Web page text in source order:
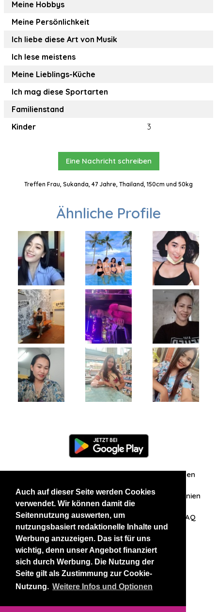
Auch auf dieser Seite werden Cookies
verwendet. Wir können damit die
Seitennutzung auswerten, um
nutzungsbasiert redaktionelle Inhalte und
Werbung anzuzeigen. Das ist für uns
wichtig, denn unser Angebot finanziert
sich durch Werbung. Die Nutzung der
Seite gilt als Zustimmung zur Cookie-
Nutzung. Weitere Infos und Optionen
Meine Hobbys
Meine Persönlichkeit
Ich liebe diese Art von Musik
Ich lese meistens
Meine Lieblings-Küche
Ich mag diese Sportarten
Familienstand
Kinder
3
Eine Nachricht schreiben
Treffen Frau, Sukanda, 47 Jahre, Thailand, 150cm und 50kg
Ähnliche Profile
Zuschriften/Erfahrungen
Datenschutzerklärung AGB Datenschutzrichtlinien
Nehmen Sie Kontakt mit uns auf FAQ
Unsere anderen Websites
BlackAndBeauties RussianKisses